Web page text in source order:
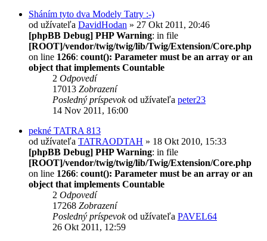
Sháním tyto dva Modely Tatry :-)
od užívateľa DavidHodan » 27 Okt 2011, 20:46
[phpBB Debug] PHP Warning: in file
[ROOT]/vendor/twig/twig/lib/Twig/Extension/Core.php
on line 1266: count(): Parameter must be an array or an
object that implements Countable
2 Odpovedí
17013 Zobrazení
Posledný príspevokod užívateľa peter23
14 Nov 2011, 16:00
pekné TATRA 813
od užívateľa TATRAODTAH » 18 Okt 2010, 15:33
[phpBB Debug] PHP Warning: in file
[ROOT]/vendor/twig/twig/lib/Twig/Extension/Core.php
on line 1266: count(): Parameter must be an array or an
object that implements Countable
2 Odpovedí
17268 Zobrazení
Posledný príspevokod užívateľa PAVEL64
26 Okt 2011, 12:59